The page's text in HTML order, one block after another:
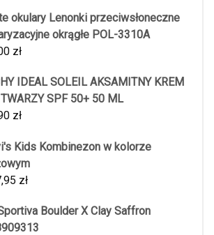
okulary Lenonki przeciwsłoneczne
okrągłe POL-3310A
zł
IDEAL SOLEIL AKSAMITNY KREM
TWARZY SPF 50+ 50 ML
zł
Kids Kombinezon w kolorze
zł
Boulder X Clay Saffron